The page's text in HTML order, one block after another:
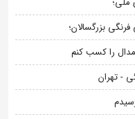
بزرگسالان؛
را کسب کنم
- تهران